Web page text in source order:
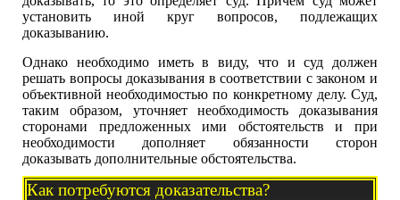
установить иной круг вопросов, подлежащих
доказыванию.
Однако необходимо иметь в виду, что и суд должен
решать вопросы доказывания в соответствии с законом и
объективной необходимостью по конкретному делу. Суд,
таким образом, уточняет необходимость доказывания
сторонами предложенных ими обстоятельств и при
необходимости дополняет обязанности сторон
доказывать дополнительные обстоятельства.
Как потребуются доказательства?